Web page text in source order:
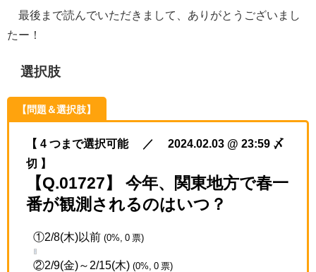
最後まで読んでいただきまして、ありがとうございまし
たー！
選択肢
【問題＆選択肢】
【 4 つまで選択可能 ／ 2024.02.03 @ 23:59 〆
切 】
【Q.01727】 今年、関東地方で春一
番が観測されるのはいつ？
①2/8(木)以前 (0%, 0 票)
②2/9(金)～2/15(木) (0%, 0 票)